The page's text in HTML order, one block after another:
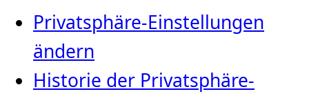
Privatsphäre-Einstellungen
ändern
Historie der Privatsphäre-